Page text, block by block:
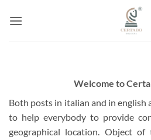
Welcome to
Both posts in italian and in english
to help everybody to provide
geographical location. Object